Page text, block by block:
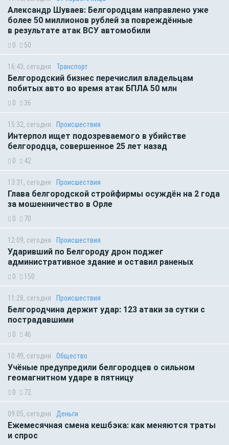
Александр Шуваев: Белгородцам направлено уже
более 50 миллионов рублей за повреждённые
в результате атак ВСУ автомобили
0 50
16:43, сегодня Транспорт
Белгородский бизнес перечислил владельцам
побитых авто во время атак БПЛА 50 млн
0 36
15:32, сегодня Происшествия
Интерпол ищет подозреваемого в убийстве
белгородца, совершенное 25 лет назад
0 42
13:31, сегодня Происшествия
Глава белгородской стройфирмы осуждён на 2 года
за мошенничество в Орле
0 70
12:09, сегодня Происшествия
Ударивший по Белгороду дрон поджег
административное здание и оставил раненых
0 150
11:28, сегодня Происшествия
Белгородчина держит удар: 123 атаки за сутки с
пострадавшими
0 46
10:49, сегодня Общество
Учёные предупредили белгородцев о сильном
геомагнитном ударе в пятницу
0 72
09:05, сегодня Деньги
Ежемесячная смена кешбэка: как меняются траты
и спрос